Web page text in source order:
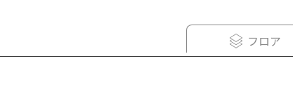
フロア